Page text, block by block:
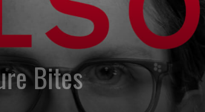
Bites